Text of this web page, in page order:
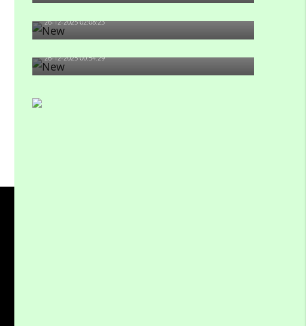
fəaliyyətdə olan və...
26-12-2025 02:08:23
-Ay qız, sən məhkəməni udmayacaqsan... Sən
bilirsən də, məni...
26-12-2025 00:54:29